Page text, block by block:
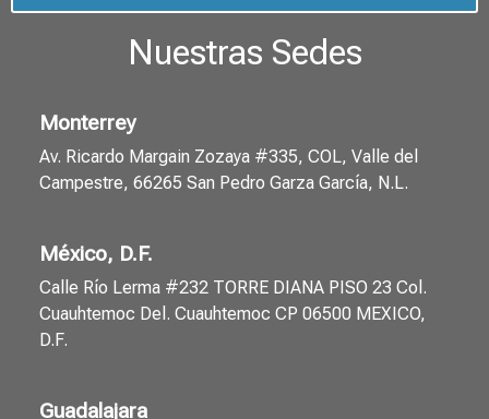
Nuestras Sedes
Monterrey
Av. Ricardo Margain Zozaya #335, COL, Valle del
Campestre, 66265 San Pedro Garza García, N.L.
México, D.F.
Calle Río Lerma #232 TORRE DIANA PISO 23 Col.
Cuauhtemoc Del. Cuauhtemoc CP 06500 MEXICO,
D.F.
Guadalajara